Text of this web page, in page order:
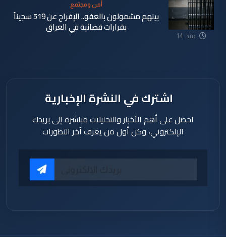
منذ 14
أمن ومجتمع
بينهم مشمولون بالعفو.. الإفراج عن 519 سجيناً
بقرارات قضائية في العراق
اشترك في النشرة الإخبارية
احصل على أهم الأخبار والتحليلات مباشرة إلى بريدك
الإلكتروني، وكن أول من يعرف آخر التطورات